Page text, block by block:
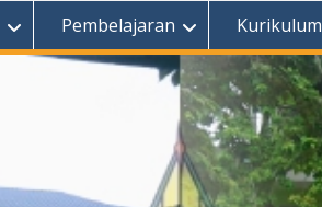
Pembelajaran Kurikulum